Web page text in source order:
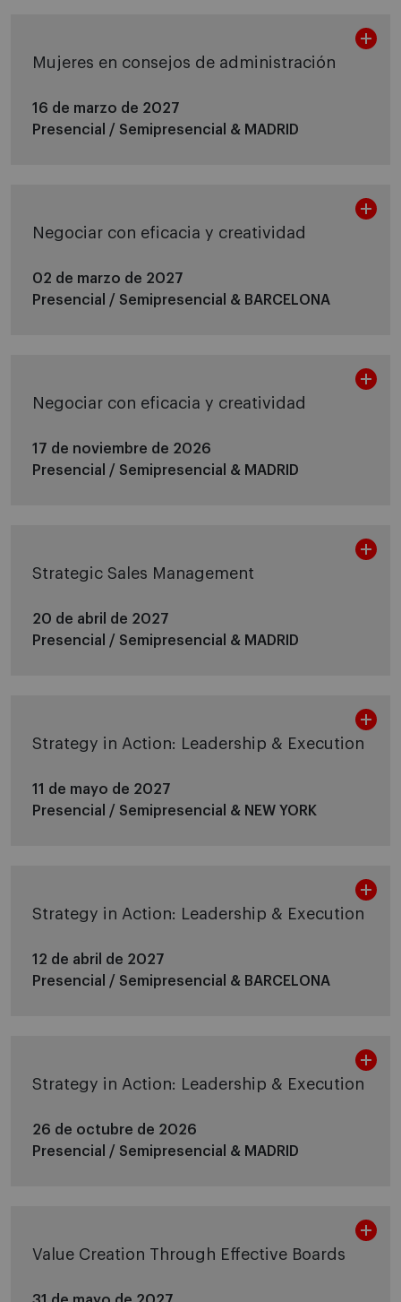
Mujeres en consejos de administración
16 de marzo de 2027
Presencial / Semipresencial & MADRID
Negociar con eficacia y creatividad
02 de marzo de 2027
Presencial / Semipresencial & BARCELONA
Negociar con eficacia y creatividad
17 de noviembre de 2026
Presencial / Semipresencial & MADRID
Strategic Sales Management
20 de abril de 2027
Presencial / Semipresencial & MADRID
Strategy in Action: Leadership & Execution
11 de mayo de 2027
Presencial / Semipresencial & NEW YORK
Strategy in Action: Leadership & Execution
12 de abril de 2027
Presencial / Semipresencial & BARCELONA
Strategy in Action: Leadership & Execution
26 de octubre de 2026
Presencial / Semipresencial & MADRID
Value Creation Through Effective Boards